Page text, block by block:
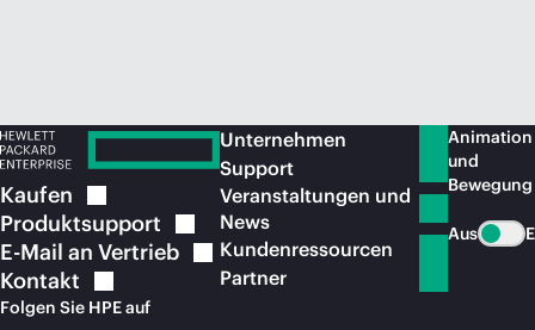
Kaufen
Produktsupport
E-Mail an Vertrieb
Kontakt
Folgen Sie HPE auf
Unternehmen
Support
Veranstaltungen und
News
Kundenressourcen
Partner
Animation
und
Bewegung
Aus